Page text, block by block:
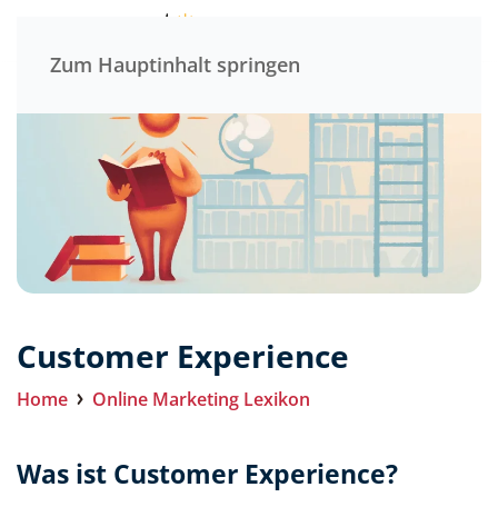
Zum Hauptinhalt springen
Customer Experience
Home Online Marketing Lexikon
Was ist Customer Experience?